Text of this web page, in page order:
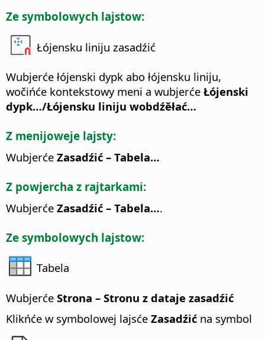
Ze symbolowych lajstow:
Łójensku liniju zasadźić
Wubjerće łójenski dypk abo łójensku liniju,
wočińće kontekstowy meni a wubjerće Łójenski
dypk…/Łójensku liniju wobdźěłać…
Z menijoweje lajsty:
Wubjerće Zasadźić – Tabela…
Z powjercha z rajtarkami:
Wubjerće Zasadźić – Tabela….
Ze symbolowych lajstow:
Tabela
Wubjerće Strona – Stronu z dataje zasadźić
Klikńće w symbolowej lajsće Zasadźić na symbol